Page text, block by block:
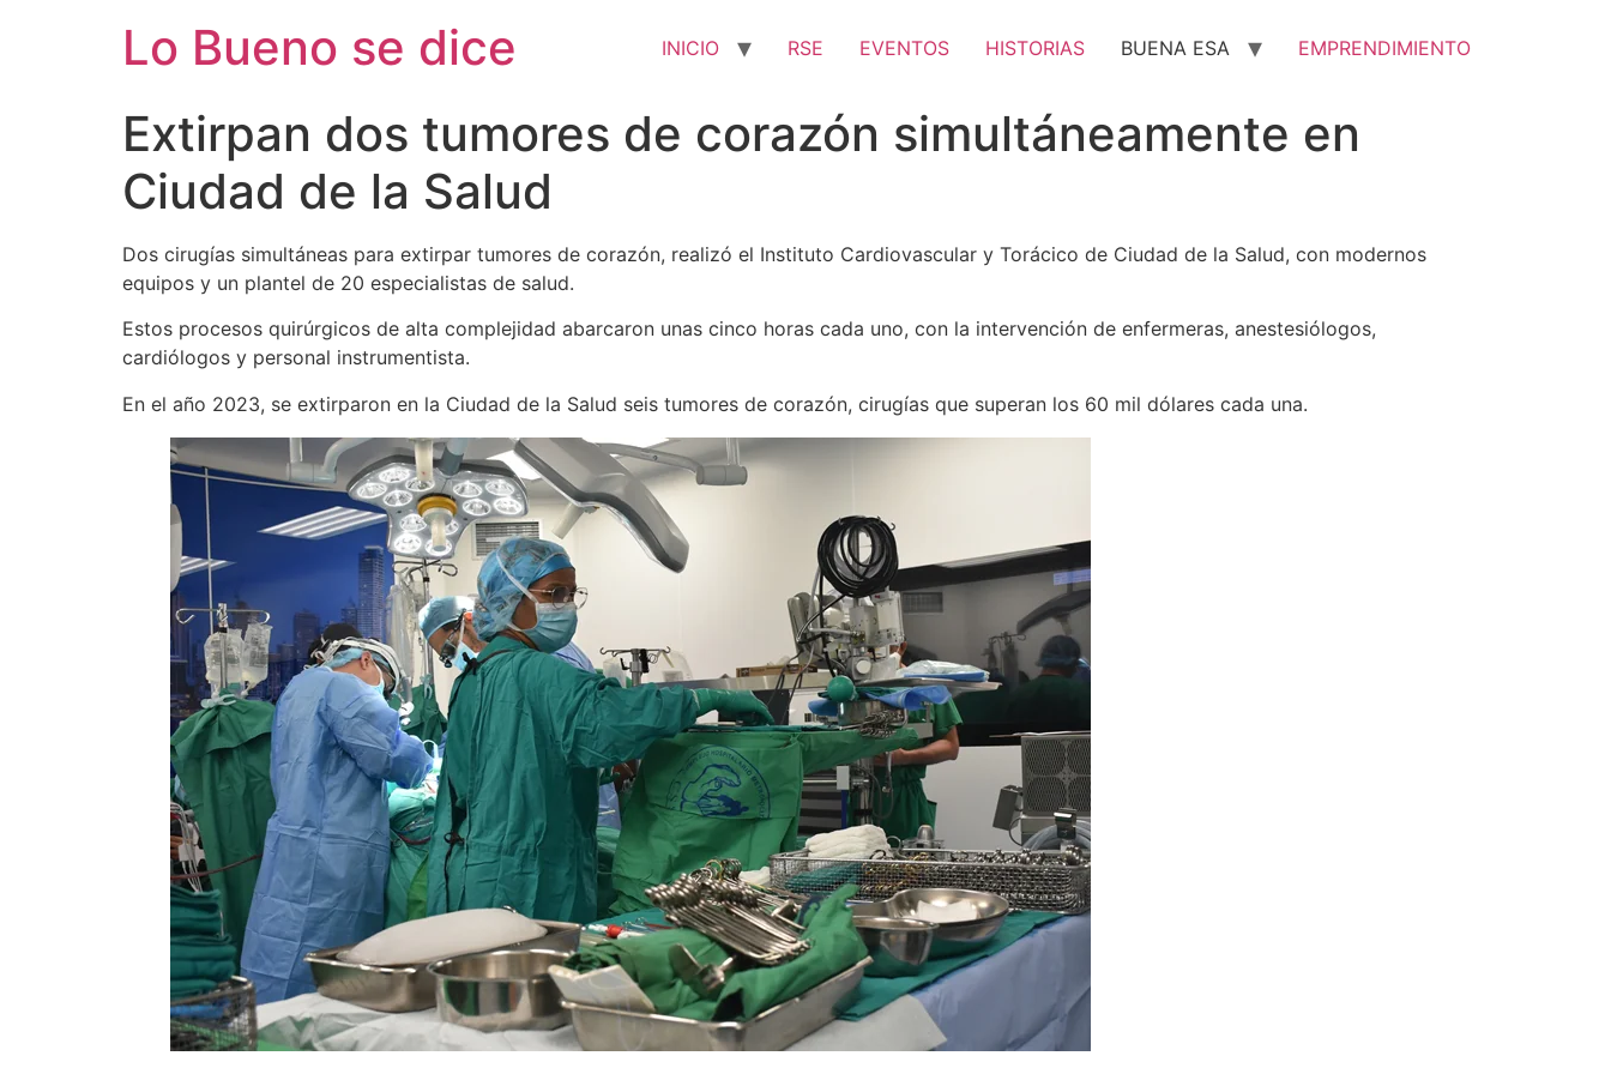
Lo Bueno se dice INICIO RSE EVENTOS HISTORIAS BUENA ESA EMPRENDIMIENTO
Extirpan dos tumores de corazón simultáneamente en
Ciudad de la Salud
Dos cirugías simultáneas para extirpar tumores de corazón, realizó el Instituto Cardiovascular y Torácico de Ciudad de la Salud, con modernos
equipos y un plantel de 20 especialistas de salud.
Estos procesos quirúrgicos de alta complejidad abarcaron unas cinco horas cada uno, con la intervención de enfermeras, anestesiólogos,
cardiólogos y personal instrumentista.
En el año 2023, se extirparon en la Ciudad de la Salud seis tumores de corazón, cirugías que superan los 60 mil dólares cada una.